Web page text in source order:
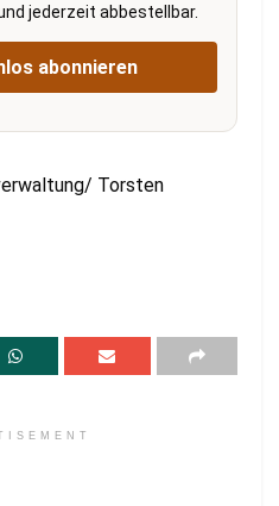
jederzeit abbestellbar.
abonnieren
Torsten